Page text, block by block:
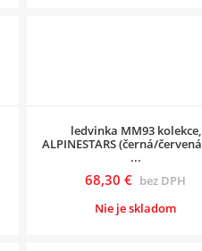
ledvinka MM93 kolekce,
ALPINESTARS (černá/
...
68,30 € bez DPH
Nie je skladom